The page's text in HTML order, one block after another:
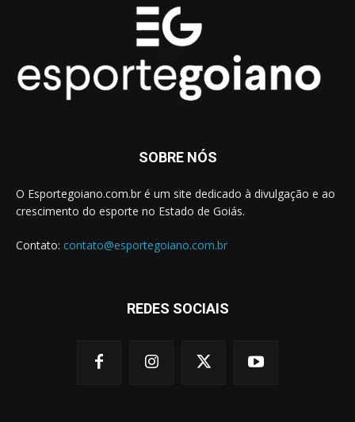
SOBRE NÓS
O Esportegoiano.com.br é um site dedicado à divulgação e ao
crescimento do esporte no Estado de Goiás.
Contato: contato@esportegoiano.com.br
REDES SOCIAIS